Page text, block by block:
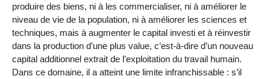
produire des biens, ni à les commercialiser, ni à améliorer le
niveau de vie de la population, ni à améliorer les sciences et
techniques, mais à augmenter le capital investi et à réinvestir
dans la production d’une plus value, c’est-à-dire d’un nouveau
capital additionnel extrait de l’exploitation du travail humain.
Dans ce domaine, il a atteint une limite infranchissable : s’il